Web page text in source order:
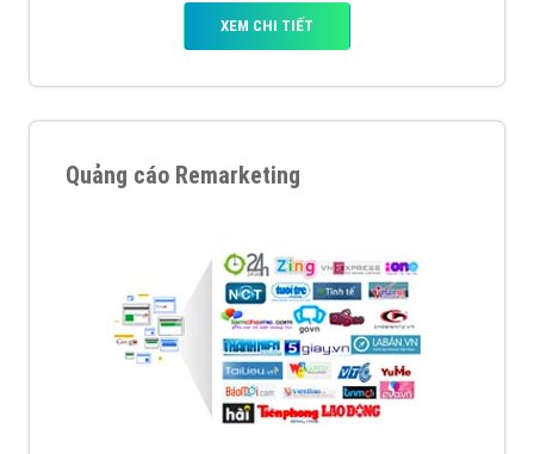
XEM CHI TIẾT
Quảng cáo Remarketing